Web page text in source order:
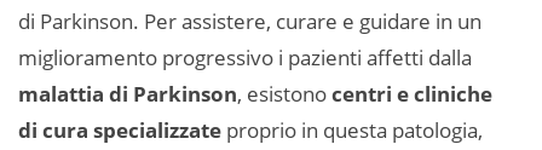
di Parkinson. Per assistere, curare e guidare in un
miglioramento progressivo i pazienti affetti dalla
malattia di Parkinson, esistonocentri e cliniche
di cura specializzate proprio in questa patologia,